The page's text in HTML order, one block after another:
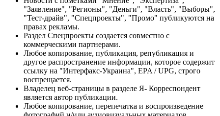
"Заявление", "Регионы", "Деньги", "Власть", "Выборы",
"Тест-драйв", "Спецпроекты", "Промо" публикуются на
правах рекламы.
Раздел Спецпроекты создается совместно с
коммерческими партнерами.
Любое копирование, публикация, републикация и
другое распространение информации, которое содержит
ссылку на "Интерфакс-Украина", EPA / UPG, строго
воспрещается.
Владелец веб-страницы в разделе Я- Корреспондент
является автор публикации.
Любое копирование, перепечатка и воспроизведение